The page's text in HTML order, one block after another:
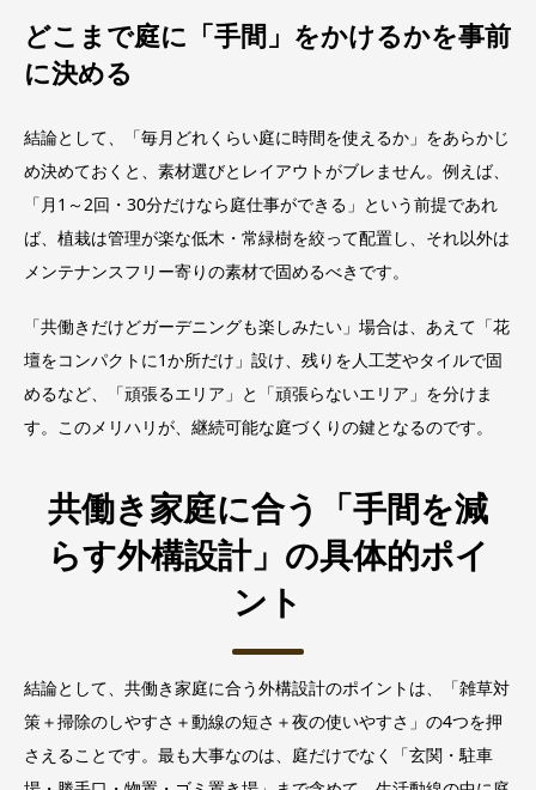
どこまで庭に「手間」をかけるかを事前
に決める
結論として、「毎月どれくらい庭に時間を使えるか」をあらかじ
め決めておくと、素材選びとレイアウトがブレません。例えば、
「月1～2回・30分だけなら庭仕事ができる」という前提であれ
ば、植栽は管理が楽な低木・常緑樹を絞って配置し、それ以外は
メンテナンスフリー寄りの素材で固めるべきです。
「共働きだけどガーデニングも楽しみたい」場合は、あえて「花
壇をコンパクトに1か所だけ」設け、残りを人工芝やタイルで固
めるなど、「頑張るエリア」と「頑張らないエリア」を分けま
す。このメリハリが、継続可能な庭づくりの鍵となるのです。
共働き家庭に合う「手間を減
らす外構設計」の具体的ポイ
ント
結論として、共働き家庭に合う外構設計のポイントは、「雑草対
策＋掃除のしやすさ＋動線の短さ＋夜の使いやすさ」の4つを押
さえることです。最も大事なのは、庭だけでなく「玄関・駐車